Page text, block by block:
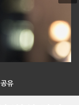
공유